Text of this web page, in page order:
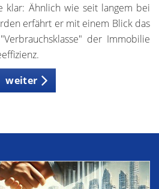
klar: Ähnlich wie seit langem bei
erfährt er mit einem Blick das
der Immobilie
weiter